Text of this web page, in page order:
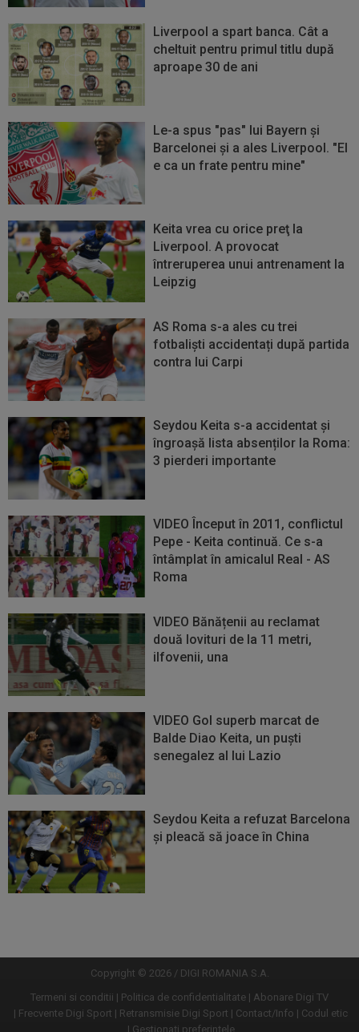
Liverpool a spart banca. Cât a
cheltuit pentru primul titlu după
aproape 30 de ani
Le-a spus "pas" lui Bayern și
Barcelonei şi a ales Liverpool. "El
e ca un frate pentru mine"
Keita vrea cu orice preţ la
Liverpool. A provocat
întreruperea unui antrenament la
Leipzig
AS Roma s-a ales cu trei
fotbaliști accidentați după partida
contra lui Carpi
Seydou Keita s-a accidentat și
îngroașă lista absenților la Roma:
3 pierderi importante
VIDEO Început în 2011, conflictul
Pepe - Keita continuă. Ce s-a
întâmplat în amicalul Real - AS
Roma
VIDEO Bănățenii au reclamat
două lovituri de la 11 metri,
ilfovenii, una
VIDEO Gol superb marcat de
Balde Diao Keita, un puști
senegalez al lui Lazio
Seydou Keita a refuzat Barcelona
și pleacă să joace în China
mai
mai
Copyright © 2026 / DIGI ROMANIA S.A.
Termeni si conditii
Politica de confidentialitate
Abonare Digi TV
Frecvente Digi Sport
Retransmisie Digi Sport Contact/Info
Codul etic
Gestionați preferințele